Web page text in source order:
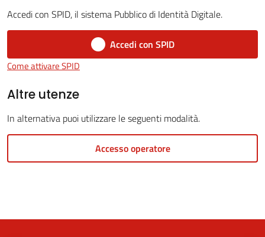
5x1000
Servizi
line
Tutti
argomenti
Accedi con SPID, il sistema Pubblico di Identità Digitale.
Accedi con SPID
Come attivare SPID
Altre utenze
In alternativa puoi utilizzare le seguenti modalità.
Accesso operatore